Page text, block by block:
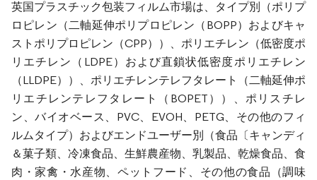
英国プラスチック包装フィルム市場は、タイプ別（ポリプ
ロピレン（二軸延伸ポリプロピレン（BOPP）およびキャ
ストポリプロピレン（CPP））、ポリエチレン（低密度ポ
リエチレン（LDPE）および直鎖状低密度ポリエチレン
（LLDPE））、ポリエチレンテレフタレート（二軸延伸ポ
リエチレンテレフタレート（BOPET））、ポリスチレ
ン、バイオベース、PVC、EVOH、PETG、その他のフィ
ルムタイプ）およびエンドユーザー別（食品〔キャンディ
＆菓子類、冷凍食品、生鮮農産物、乳製品、乾燥食品、食
肉・家禽・水産物、ペットフード、その他の食品（調味